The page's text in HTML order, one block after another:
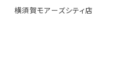
横須賀モアーズシティ店